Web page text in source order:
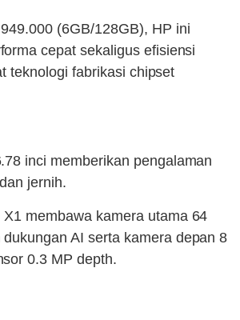
(6GB/128GB), HP ini
cepat sekaligus efisiensi
teknologi fabrikasi chipset
inci memberikan pengalaman
jernih.
X1 membawa kamera utama 64
AI serta kamera depan 8
0.3 MP depth.